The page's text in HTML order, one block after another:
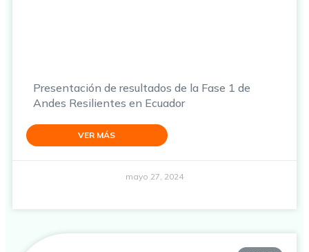
Presentación de resultados de la Fase 1 de
Andes Resilientes en Ecuador
VER MÁS
mayo 27, 2024